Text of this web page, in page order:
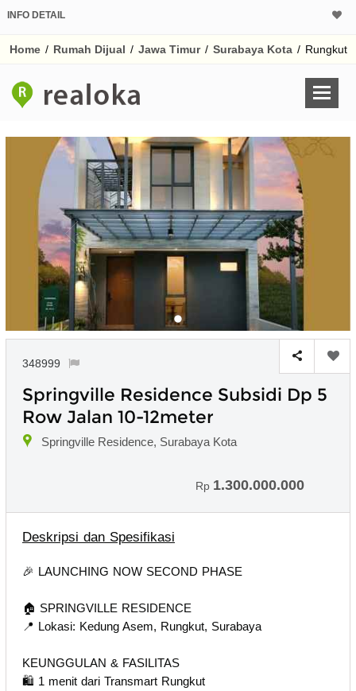
INFO DETAIL
Home / Rumah Dijual / Jawa Timur / Surabaya Kota / Rungkut
348999
Springville Residence Subsidi Dp 5
Row Jalan 10-12meter
Springville Residence, Surabaya Kota
Rp 1.300.000.000
Deskripsi dan Spesifikasi
🎉 LAUNCHING NOW SECOND PHASE
🏠 SPRINGVILLE RESIDENCE
📍 Lokasi: Kedung Asem, Rungkut, Surabaya
KEUNGGULAN & FASILITAS
🛍️ 1 menit dari Transmart Rungkut
Harga Rp
Untuk hasil simulasi
pada kotak-
Simpan